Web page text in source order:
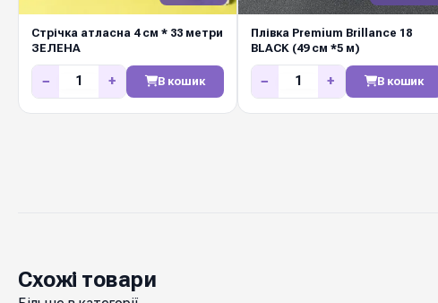
Стрічка атласна 4 см * 33 метри
ЗЕЛЕНА
− + В кошик
Плівка Premium Brillance 18
BLACK (49 см *5 м)
− + В кошик
Схожі товари